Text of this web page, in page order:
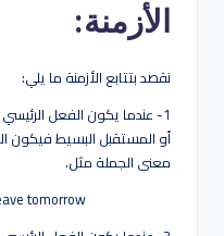
الأزمنة:
نقصد بتتابع الأزمنة ما يلي:
1- عندما يكون الفعل
أو المستقبل البسيط فيكون
معنى الجملة مثل.
tomorrow.